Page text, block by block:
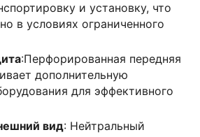
и установку, что
в условиях ограниченного
:Перфорированная передняя
дополнительную
для эффективного
вид: Нейтральный